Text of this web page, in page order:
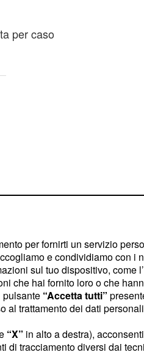
per caso
la volta
Domus
per fornirti un servizio
e condividiamo con i
sul tuo dispositivo, come
che hai fornito loro o che
pulsante “Accetta tutti”
al trattamento dei dati
“X” in alto a destra),
di tracciamento diversi dai